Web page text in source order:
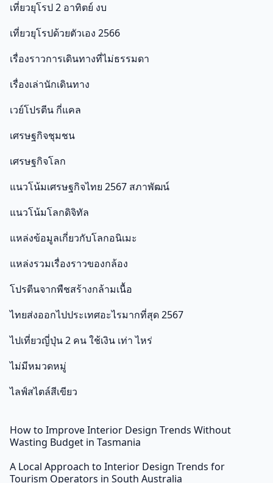
เที่ยวยุโรป 2 อาทิตย์ งบ
เที่ยวยุโรปด้วยตัวเอง 2566
เรื่องราวการเดินทางที่ไม่ธรรมดา
เรื่องเล่านักเดินทาง
เวย์โปรตีน กี่แคล
เศรษฐกิจชุมชน
เศรษฐกิจโลก
แนวโน้มเศรษฐกิจไทย 2567 สภาพัฒน์
แนวโน้มโลกดิจิทัล
แหล่งข้อมูลเกี่ยวกับโลกอนิเมะ
แหล่งรวมเรื่องราวของกล้อง
โปรตีนจากพืชสร้างกล้ามเนื้อ
ไทยส่งออกไปประเทศอะไรมากที่สุด 2567
ไปเที่ยวญี่ปุ่น 2 คน ใช้เงิน เท่า ไหร่
ไม่มีหมวดหมู่
ไลฟ์สไตล์สีเขียว
How to Improve Interior Design Trends Without
Wasting Budget in Tasmania
A Local Approach to Interior Design Trends for
Tourism Operators in South Australia